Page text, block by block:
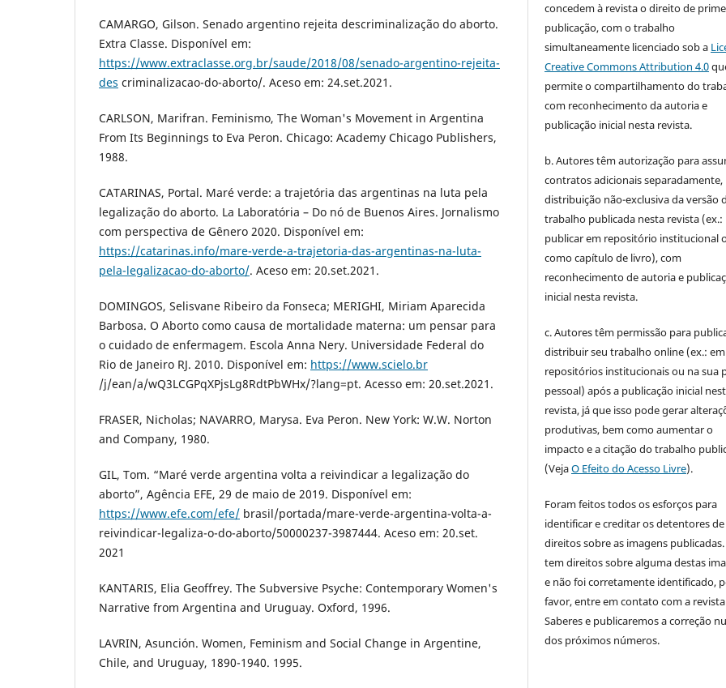
CAMARGO, Gilson. Senado argentino rejeita descriminalização do aborto.
Extra Classe. Disponível em:
https://www.extraclasse.org.br/saude/2018/08/senado-argentino-rejeita-
des criminalizacao-do-aborto/. Aceso em: 24.set.2021.
CARLSON, Marifran. Feminismo, The Woman's Movement in Argentina
From Its Beginnings to Eva Peron. Chicago: Academy Chicago Publishers,
1988.
CATARINAS, Portal. Maré verde: a trajetória das argentinas na luta pela
legalização do aborto. La Laboratória – Do nó de Buenos Aires. Jornalismo
com perspectiva de Gênero 2020. Disponível em:
https://catarinas.info/mare-verde-a-trajetoria-das-argentinas-na-luta-
pela-legalizacao-do-aborto/. Aceso em: 20.set.2021.
DOMINGOS, Selisvane Ribeiro da Fonseca; MERIGHI, Miriam Aparecida
Barbosa. O Aborto como causa de mortalidade materna: um pensar para
o cuidado de enfermagem. Escola Anna Nery. Universidade Federal do
Rio de Janeiro RJ. 2010. Disponível em: https://www.scielo.br
/j/ean/a/wQ3LCGPqXPjsLg8RdtPbWHx/?lang=pt. Acesso em: 20.set.2021.
FRASER, Nicholas; NAVARRO, Marysa. Eva Peron. New York: W.W. Norton
and Company, 1980.
GIL, Tom. “Maré verde argentina volta a reivindicar a legalização do
aborto”, Agência EFE, 29 de maio de 2019. Disponível em:
https://www.efe.com/efe/ brasil/portada/mare-verde-argentina-volta-a-
reivindicar-legaliza-o-do-aborto/50000237-3987444. Aceso em: 20.set.
2021
KANTARIS, Elia Geoffrey. The Subversive Psyche: Contemporary Women's
Narrative from Argentina and Uruguay. Oxford, 1996.
LAVRIN, Asunción. Women, Feminism and Social Change in Argentine,
Chile, and Uruguay, 1890-1940. 1995.
concedem à revista o direito de
publicação, com o trabalho
simultaneamente licenciado sob a
Creative Commons Attribution 4.0
permite o compartilhamento do
com reconhecimento da autoria e
publicação inicial nesta revista.
b. Autores têm autorização para
contratos adicionais separadamente,
distribuição não-exclusiva da versão
trabalho publicada nesta revista (ex.:
publicar em repositório institucional
como capítulo de livro), com
reconhecimento de autoria e
inicial nesta revista.
c. Autores têm permissão para
distribuir seu trabalho online (ex.: em
repositórios institucionais ou na sua
pessoal) após a publicação inicial
revista, já que isso pode gerar
produtivas, bem como aumentar o
impacto e a citação do trabalho
(VejaO Efeito do Acesso Livre).
Foram feitos todos os esforços para
identificar e creditar os detentores de
direitos sobre as imagens publicadas.
tem direitos sobre alguma destas
e não foi corretamente identificado,
favor, entre em contato com a revista
Saberes e publicaremos a correção
dos próximos números.